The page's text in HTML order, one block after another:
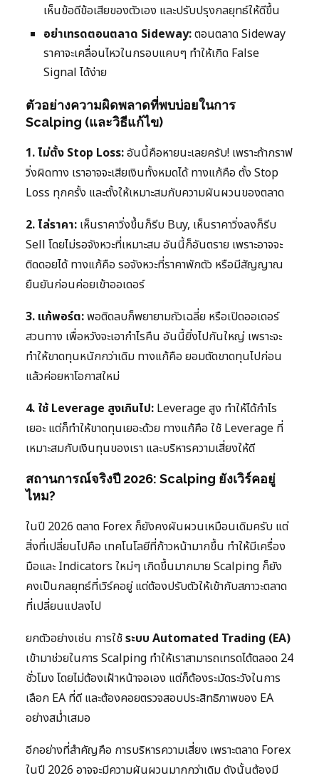
เห็นข้อดีข้อเสียของตัวเอง และปรับปรุงกลยุทธ์ให้ดีขึ้น
อย่าเทรดตอนตลาด Sideway:ตอนตลาด Sideway
ราคาจะเคลื่อนไหวในกรอบแคบๆ ทำให้เกิด False
Signal ได้ง่าย
ตัวอย่างความผิดพลาดที่พบบ่อยในการ
Scalping (และวิธีแก้ไข)
1. ไม่ตั้ง Stop Loss:อันนี้คือหายนะเลยครับ! เพราะถ้ากราฟ
วิ่งผิดทาง เราอาจจะเสียเงินทั้งหมดได้ ทางแก้คือ ตั้ง Stop
Loss ทุกครั้ง และตั้งให้เหมาะสมกับความผันผวนของตลาด
2. ไล่ราคา: เห็นราคาวิ่งขึ้นก็รีบ Buy, เห็นราคาวิ่งลงก็รีบ
Sell โดยไม่รอจังหวะที่เหมาะสม อันนี้ก็อันตราย เพราะอาจจะ
ติดดอยได้ ทางแก้คือ รอจังหวะที่ราคาพักตัว หรือมีสัญญาณ
ยืนยันก่อนค่อยเข้าออเดอร์
3. แก้พอร์ต:พอติดลบก็พยายามถัวเฉลี่ย หรือเปิดออเดอร์
สวนทาง เพื่อหวังจะเอากำไรคืน อันนี้ยิ่งไปกันใหญ่ เพราะจะ
ทำให้ขาดทุนหนักกว่าเดิม ทางแก้คือ ยอมตัดขาดทุนไปก่อน
แล้วค่อยหาโอกาสใหม่
4. ใช้ Leverage สูงเกินไป: Leverage สูง ทำให้ได้กำไร
เยอะ แต่ก็ทำให้ขาดทุนเยอะด้วย ทางแก้คือ ใช้ Leverage ที่
เหมาะสมกับเงินทุนของเรา และบริหารความเสี่ยงให้ดี
สถานการณ์จริงปี 2026: Scalping ยังเวิร์คอยู่
ไหม?
ในปี 2026 ตลาด Forex ก็ยังคงผันผวนเหมือนเดิมครับ แต่
สิ่งที่เปลี่ยนไปคือ เทคโนโลยีที่ก้าวหน้ามากขึ้น ทำให้มีเครื่อง
มือและ Indicators ใหม่ๆ เกิดขึ้นมากมาย Scalping ก็ยัง
คงเป็นกลยุทธ์ที่เวิร์คอยู่ แต่ต้องปรับตัวให้เข้ากับสภาวะตลาด
ที่เปลี่ยนแปลงไป
ยกตัวอย่างเช่น การใช้ระบบ Automated Trading (EA)
เข้ามาช่วยในการ Scalping ทำให้เราสามารถเทรดได้ตลอด 24
ชั่วโมง โดยไม่ต้องเฝ้าหน้าจอเอง แต่ก็ต้องระมัดระวังในการ
เลือก EA ที่ดี และต้องคอยตรวจสอบประสิทธิภาพของ EA
อย่างสม่ำเสมอ
อีกอย่างที่สำคัญคือ การบริหารความเสี่ยง เพราะตลาด Forex
ในปี 2026 อาจจะมีความผันผวนมากกว่าเดิม ดังนั้นต้องมี